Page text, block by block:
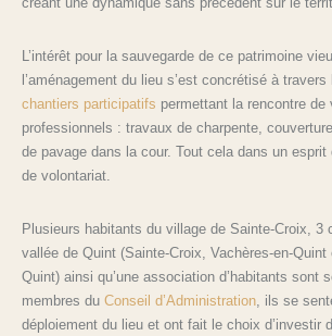
L’intérêt pour la sauvegarde de ce patrimoine
l’aménagement du lieu s’est concrétisé à travers
chantiers participatifs permettant la rencontre de
professionnels : travaux de charpente,
de pavage dans la cour. Tout cela dans un
de volontariat.
Plusieurs habitants du village de Sainte-Croix, 3
vallée de Quint (Sainte-Croix, Vachères-en-
Quint) ainsi qu’une association d’habitants sont
membres du Conseil d’Administration , ils se
déploiement du lieu et ont fait le choix d’investir